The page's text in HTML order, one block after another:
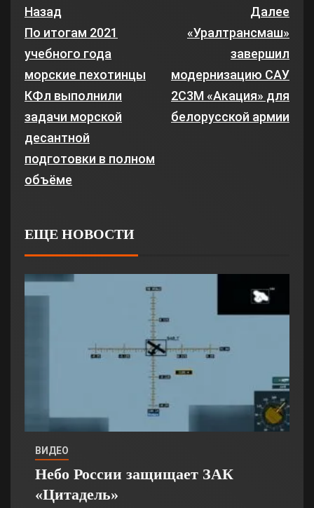
Назад
По итогам 2021
учебного года
морские пехотинцы
КФл выполнили
задачи морской
десантной
подготовки в полном
объёме
Далее
«Уралтрансмаш»
завершил
модернизацию САУ
2С3М «Акация» для
белорусской армии
ЕЩЕ НОВОСТИ
ВИДЕО
Небо России защищает ЗАК
«Цитадель»